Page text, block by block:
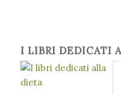
I LIBRI DEDICATI